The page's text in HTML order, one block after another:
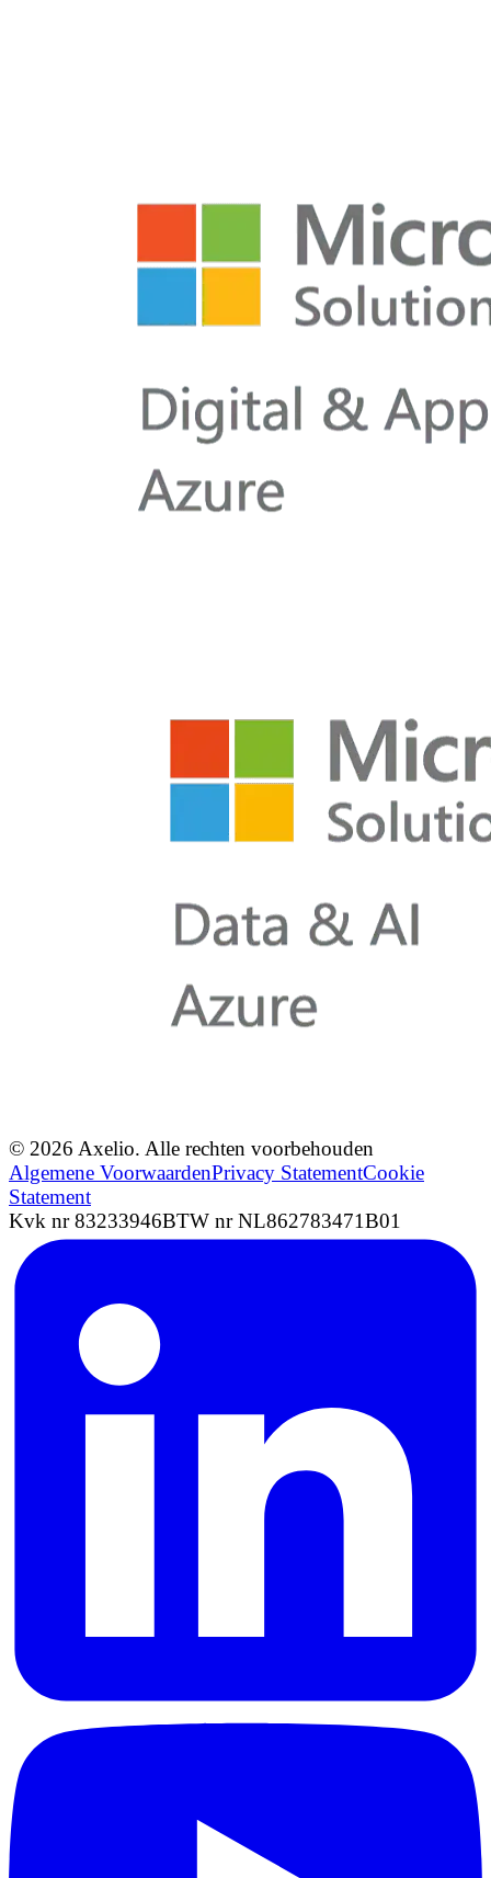
© 2026 Axelio. Alle rechten voorbehouden
Algemene VoorwaardenPrivacy StatementCookie
Statement
Kvk nr 83233946BTW nr NL862783471B01